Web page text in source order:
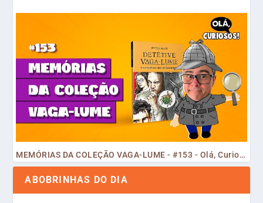
MEMÓRIAS DA COLEÇÃO VAGA-LUME - #153 - Olá, Curiosos! 2023
ABOBRINHAS DO DIA